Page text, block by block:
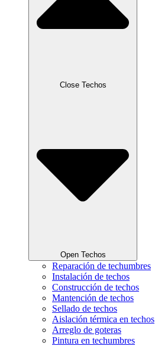
Close Techos
Open Techos
Reparación de techumbres
Instalación de techos
Construcción de techos
Mantención de techos
Sellado de techos
Aislación térmica en techos
Arreglo de goteras
Pintura en techumbres